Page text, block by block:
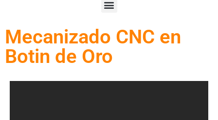
Mecanizado CNC en
Botin de Oro